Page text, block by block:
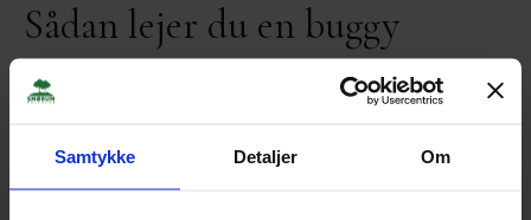
Samtykke Detaljer Om
Sådan lejer du en buggy
Club Car kan bestilles via GolfBox i forbindelse med
booking. Du er også velkommen til at kontakte shoppen på
Club Car hentes på gårdspladsen og parkeres bag